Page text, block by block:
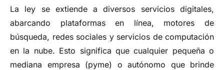
La ley se extiende a diversos servicios digitales,
abarcando plataformas en línea, motores de
búsqueda, redes sociales y servicios de computación
en la nube. Esto significa que cualquier pequeña o
mediana empresa (pyme) o autónomo que brinde